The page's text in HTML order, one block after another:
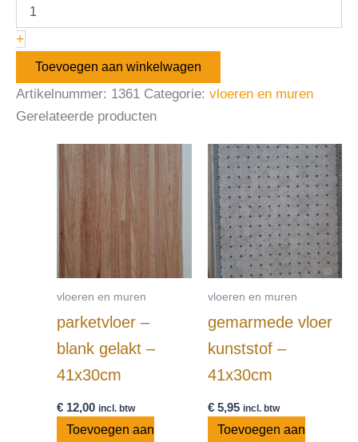
+
Toevoegen aan winkelwagen
Artikelnummer: 1361 Categorie: vloeren en muren
Gerelateerde producten
vloeren en muren
parketvloer –
blank gelakt –
41x30cm
€ 12,00 incl. btw
Toevoegen aan
vloeren en muren
gemarmede vloer
kunststof –
41x30cm
€5,95 incl. btw
Toevoegen aan